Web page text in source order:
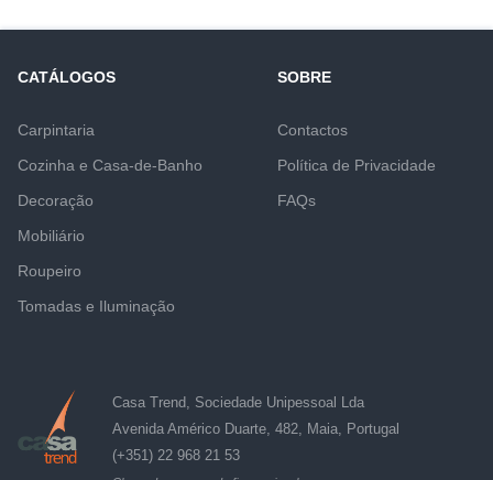
CATÁLOGOS
Carpintaria
Cozinha e Casa-de-Banho
Decoração
Mobiliário
Roupeiro
Tomadas e Iluminação
SOBRE
Contactos
Política de Privacidade
FAQs
Casa Trend, Sociedade Unipessoal Lda
Avenida Américo Duarte, 482, Maia, Portugal
(+351) 22 968 21 53